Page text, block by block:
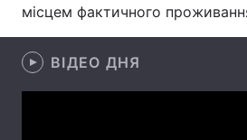
Екологія
Лонгріди
місцем фактичного
ВІДЕО ДНЯ